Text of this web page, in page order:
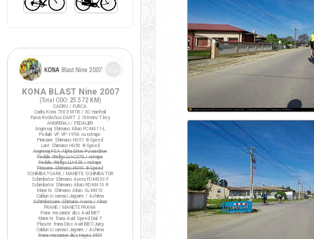
KONA BLAST Nine 2007
(Total ODO: 25.572 KM )
CADRU / FURCA
Cadru Kona 7005 MTB / XC Hardtail
Furca Rockshox DART 2 100mm/T.key
ANGRENAJ / PEDALIER
Angrenaj Shimano Alivio FC-M411-L
Pedale VP VP-199A cu ratrape
Pinioane Shimano HG51 8-Speed
Lant Shimano HG50 8-Speed
Angrenaj FSA Alpha Drive Powerdrive
Pedale Wellgo LU-C27G / ratrape
Pedale Wellgo LU-926 / ratrape
Pinioane Shimano HG40 8-Speed
SCHIMBATOARE / MANETE SCHIMBATOR
Schimbator Shimano Acera FD-M330 F
Schimbator Shimano Alivio RD-M410 R
Manete Shimano Alivio SL-M410
Cabluri si camasi Jagwire / Ashima
Schimbatoare Shimano Acera / Alivio
FRANE / MANETE FRANA
Frane mecanice disc Avid BB7
Manete frana Avid Speed Dial 7
Placute frana Disc Avid BB7/Juicy
Cabluri si camasi Jagwire / Ashima
Frane mecanice disc Hayes MX4